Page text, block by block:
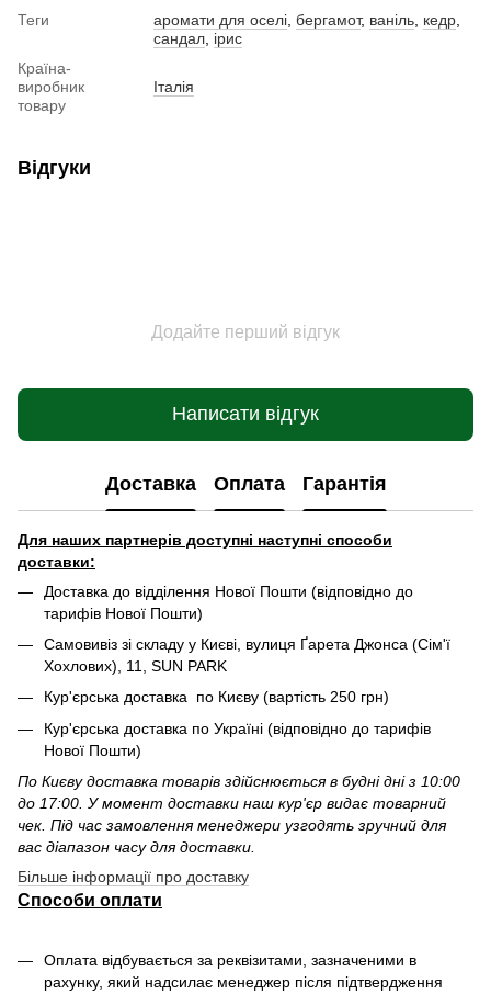
Теги
аромати для оселі бергамот, ваніль кедр
сандал ірис
Країна-
виробник
товару
Італія
Відгуки
Додайте перший відгук
Написати відгук
Доставка Оплата Гарантія
Для наших партнерів доступні наступні способи
доставки:
Доставка до відділення Нової Пошти (відповідно до
тарифів Нової Пошти)
Самовивіз зі складу у Києві, вулиця Ґарета Джонса (Сім'ї
Хохлових), 11, SUN PARK
Кур'єрська доставка по Києву (вартість 250 грн)
Кур'єрська доставка по Україні (відповідно до тарифів
Нової Пошти)
По Києву доставка товарів здійснюється в будні дні з 10:00
до 17:00. У момент доставки наш кур'єр видає товарний
чек. Під час замовлення менеджери узгодять зручний для
вас діапазон часу для доставки.
Більше інформації про доставку
Способи оплати
Оплата відбувається за реквізитами, зазначеними в
рахунку, який надсилає менеджер після підтвердження